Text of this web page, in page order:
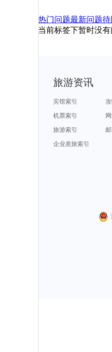
热门问题最新问题待
当前标签下暂时没
旅游资讯
宾馆索引
机票索引
旅游索引
企业差旅索引